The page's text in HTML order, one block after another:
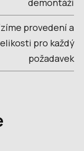
provedení a
pro každý
požadavek